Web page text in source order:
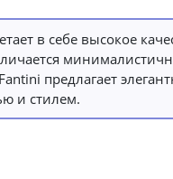
в себе высокое
предлагает
и стилем.